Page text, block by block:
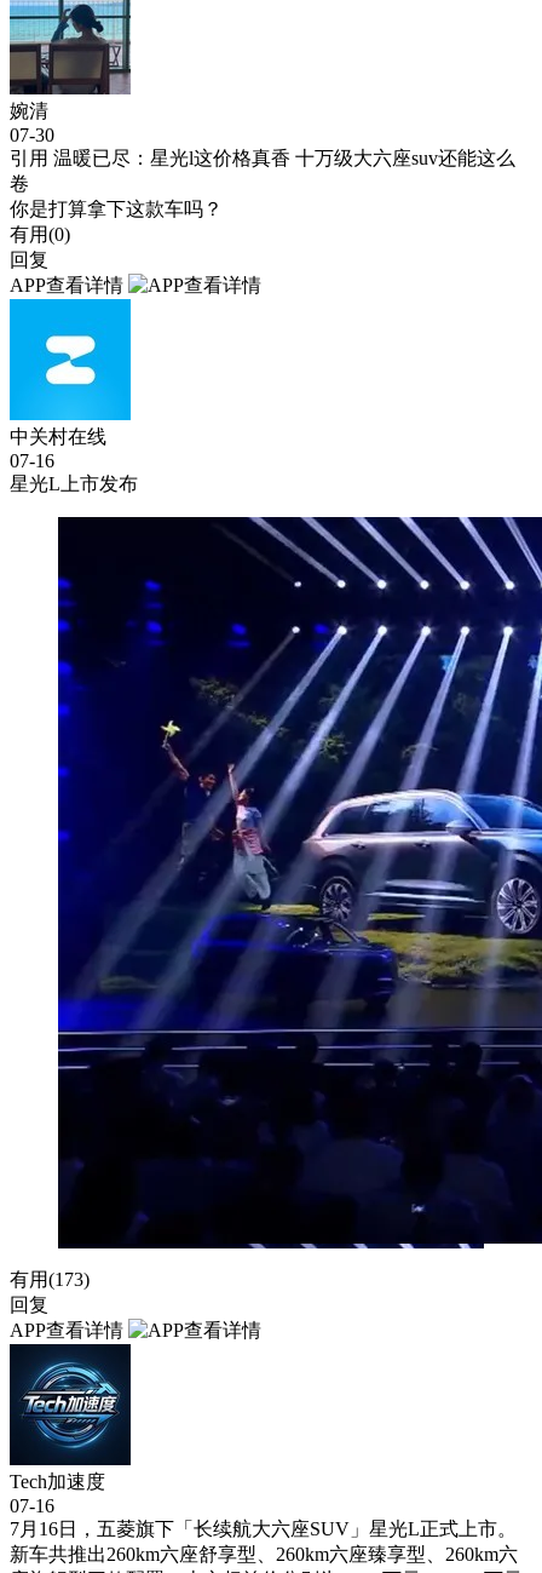
婉清
07-30
引用 温暖已尽 ：星光l这价格真香 十万级大六座suv还能这么
卷
你是打算拿下这款车吗？
有用(0)
回复
APP查看详情
中关村在线
07-16
星光L上市发布
有用(173)
回复
APP查看详情
Tech加速度
07-16
7月16日，五菱旗下「长续航大六座SUV」星光L正式上市。
新车共推出260km六座舒享型、260km六座臻享型、260km六